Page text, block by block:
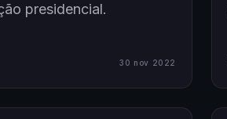
presidencial.
30 nov 2022